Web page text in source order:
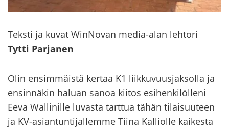
Teks­ti ja kuvat WinNovan media-​alan leh­to­ri
Tytti Par­ja­nen
Olin en­sim­mäis­tä ker­taa K1 liik­ku­vuus­jak­sol­la ja
en­sin­nä­kin ha­luan sanoa kii­tos esi­hen­ki­löl­le­ni
Eeva Wallinille lu­vas­ta tart­tua tähän ti­lai­suu­teen
ja KV-​asiantuntijallemme Tiina Kal­liol­le kai­kes­ta